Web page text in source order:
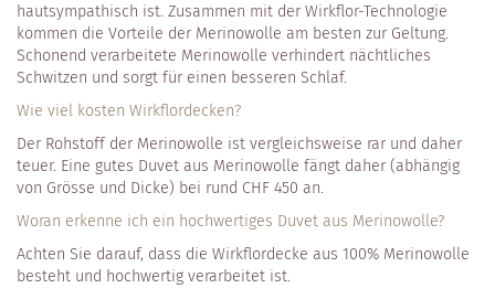
hautsympathisch ist. Zusammen mit der Wirkflor-Technologie
kommen die Vorteile der Merinowolle am besten zur Geltung.
Schonend verarbeitete Merinowolle verhindert nächtliches
Schwitzen und sorgt für einen besseren Schlaf.
Wie viel kosten Wirkflordecken?
Der Rohstoff der Merinowolle ist vergleichsweise rar und daher
teuer. Eine gutes Duvet aus Merinowolle fängt daher (abhängig
von Grösse und Dicke) bei rund CHF 450 an.
Woran erkenne ich ein hochwertiges Duvet aus Merinowolle?
Achten Sie darauf, dass die Wirkflordecke aus 100% Merinowolle
besteht und hochwertig verarbeitet ist.